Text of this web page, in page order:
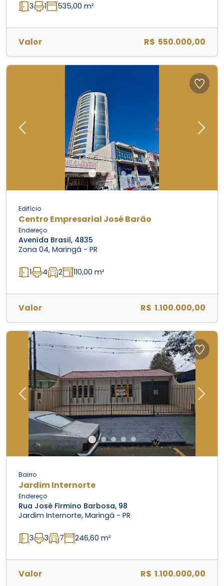
3 1 535,00 m²
Valor R$ 550.000,00
Previous Next
Edifício
Centro Empresarial José Barão
Endereço
Avenida Brasil, 4835
Zona 04, Maringá - PR
1 4 2 110,00 m²
Valor R$ 1.100.000,00
Previous Next
Bairro
Jardim Internorte
Endereço
Rua José Firmino Barbosa, 98
Jardim Internorte, Maringá - PR
3 3 7 246,60 m²
Valor R$ 1.100.000,00